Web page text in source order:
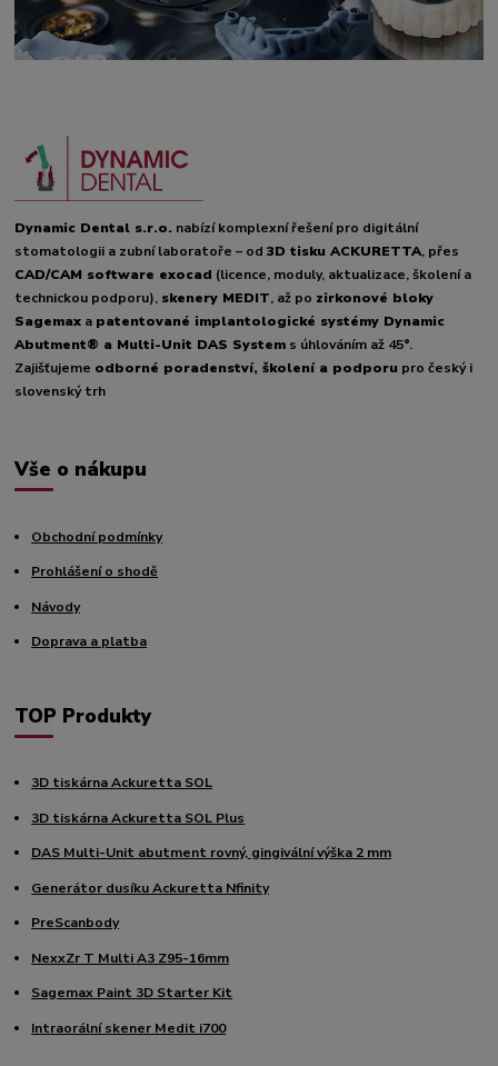
Dynamic Dental s.r.o. nabízí komplexní řešení pro digitální
stomatologii a zubní laboratoře – od3D tisku ACKURETTA, přes
CAD/CAM software exocad (licence, moduly, aktualizace, školení a
technickou podporu), skenery MEDIT, až po zirkonové bloky
Sagemax a patentované implantologické systémy Dynamic
Abutment® a Multi-Unit DAS System s úhlováním až 45°.
Zajišťujeme odborné poradenství, školení a podporu pro český i
slovenský trh
Vše o nákupu
Obchodní podmínky
Prohlášení o shodě
Návody
Doprava a platba
TOP Produkty
3D tiskárna Ackuretta SOL
3D tiskárna Ackuretta SOL Plus
DAS Multi-Unit abutment rovný, gingivální výška 2 mm
Generátor dusíku Ackuretta Nfinity
PreScanbody
NexxZr T Multi A3 Z95-16mm
Sagemax Paint 3D Starter Kit
Intraorální skener Medit i700